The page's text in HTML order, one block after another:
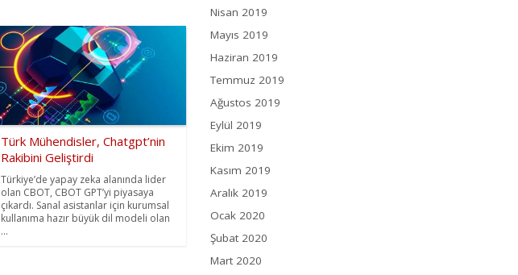
Türk Mühendisler, Chatgpt’nin
Rakibini Geliştirdi
Türkiye’de yapay zeka alanında lider
olan CBOT, CBOT GPT’yi piyasaya
çıkardı. Sanal asistanlar için kurumsal
kullanıma hazır büyük dil modeli olan
...
Nisan 2019
Mayıs 2019
Haziran 2019
Temmuz 2019
Ağustos 2019
Eylül 2019
Ekim 2019
Kasım 2019
Aralık 2019
Ocak 2020
Şubat 2020
Mart 2020